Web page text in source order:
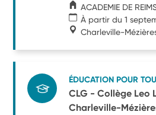
ACADEMIE DE
À partir du 1
Charleville-
ÉDUCATION POUR
CLG - Collège Leo
Charleville-